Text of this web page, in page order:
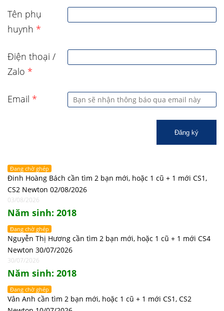
Tên phụ
huynh *
Điện thoại /
Zalo *
Email *
Đăng ký
Đang chờ ghép
Đinh Hoàng Bách cần tìm 2 bạn mới, hoặc 1 cũ + 1 mới CS1,
CS2 Newton 02/08/2026
03/08/2026
Năm sinh: 2018
Đang chờ ghép
Nguyễn Thị Hương cần tìm 2 bạn mới, hoặc 1 cũ + 1 mới CS4
Newton 30/07/2026
30/07/2026
Năm sinh: 2018
Đang chờ ghép
Vân Anh cần tìm 2 bạn mới, hoặc 1 cũ + 1 mới CS1, CS2